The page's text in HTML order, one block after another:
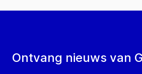
Ontvang nieuws van